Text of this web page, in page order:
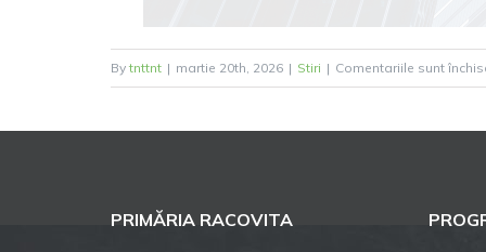
By tnttnt | martie 20th, 2026 | Stiri | Comentariile sunt
PRIMĂRIA RACOVITA